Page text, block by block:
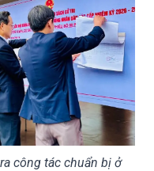
công tác chuẩn bị ở